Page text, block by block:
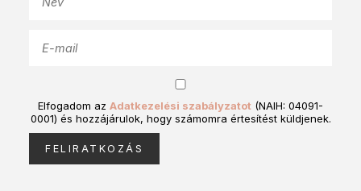
Elfogadom az Adatkezelési szabályzatot (NAIH: 04091-
0001) és hozzájárulok, hogy számomra értesítést küldjenek.